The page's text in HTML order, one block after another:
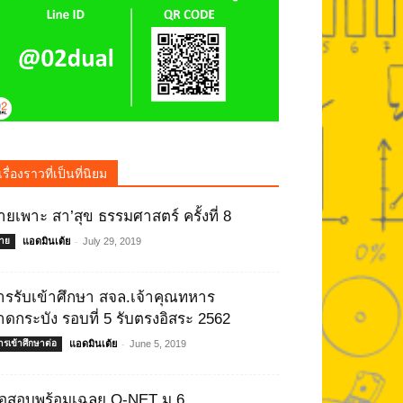
เรื่องราวที่เป็นที่นิยม
ยเพาะ สา’สุข ธรรมศาสตร์ ครั้งที่ 8
ย แอดมินเต้ย - July 29, 2019
รรับเข้าศึกษา สจล.เจ้าคุณทหาร
ดกระบัง รอบที่ 5 รับตรงอิสระ 2562
รเข้าศึกษาต่อ แอดมินเต้ย - June 5, 2019